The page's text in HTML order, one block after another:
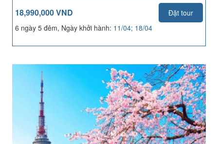
18,990,000 VND
Đặt tour
6 ngày 5 đêm, Ngày khởi hành: 11/04; 18/04